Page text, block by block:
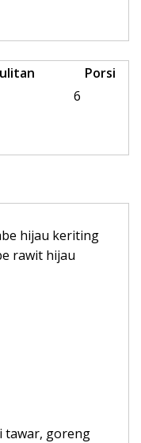
Porsi
6
hijau keriting
rawit hijau
tawar, goreng